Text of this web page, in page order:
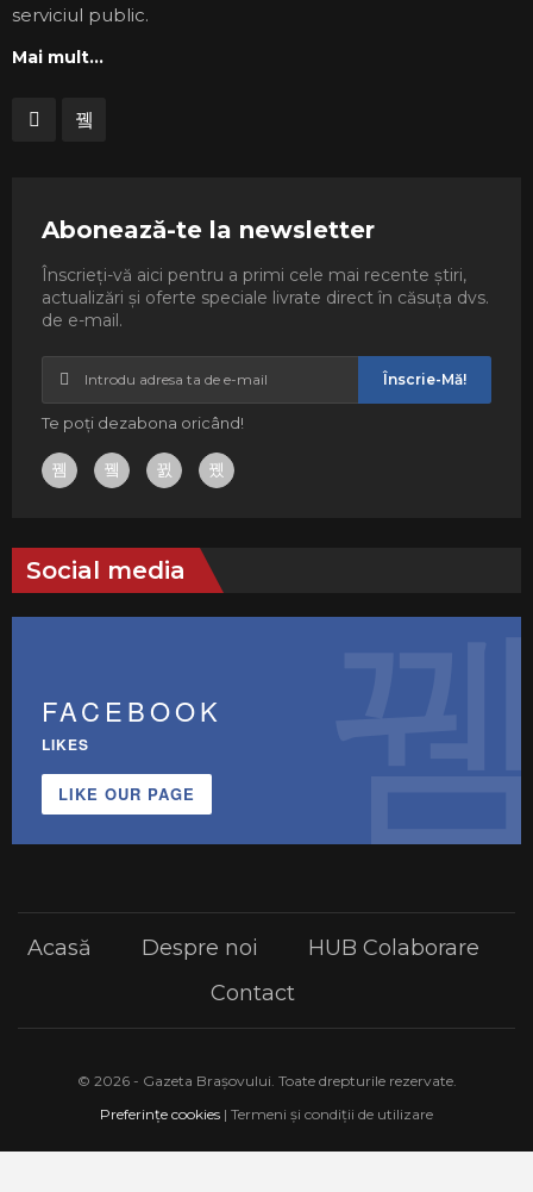
serviciul public.
Mai mult...
Abonează-te la newsletter
Înscrieți-vă aici pentru a primi cele mai recente știri,
actualizări și oferte speciale livrate direct în căsuța dvs.
de e-mail.
Înscrie-Mă!
Te poți dezabona oricând!
Social media
FACEBOOK
LIKES
LIKE OUR PAGE
Acasă Despre noi
HUB Colaborare
Contact
© 2026 - Gazeta Brașovului. Toate drepturile rezervate.
Preferințe cookies | Termeni și condiții de utilizare